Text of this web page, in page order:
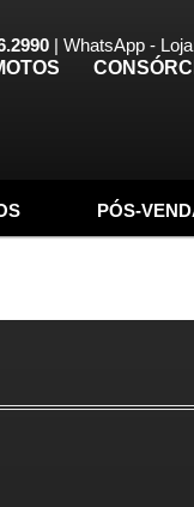
| WhatsApp -
PÓS-